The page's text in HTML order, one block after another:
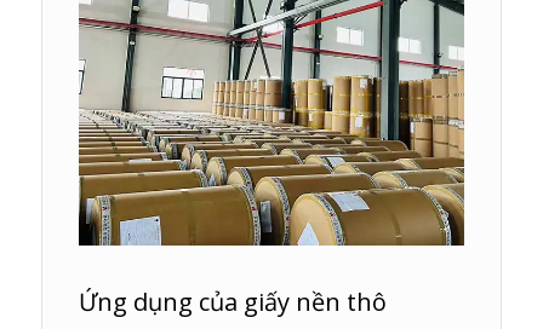
Ứng dụng của giấy nền thô